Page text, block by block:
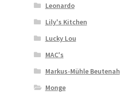
Leonardo
Lily's Kitchen
Lucky Lou
MAC's
Markus-Mühle Beutenah
Monge